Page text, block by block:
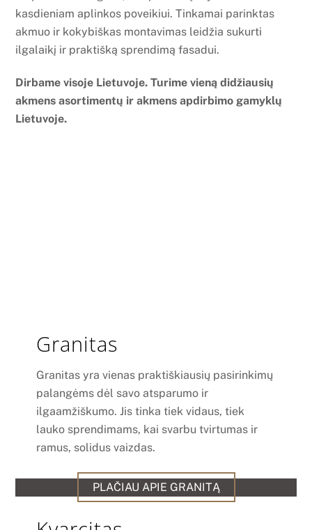
kasdieniam aplinkos poveikiui. Tinkamai parinktas
akmuo ir kokybiškas montavimas leidžia sukurti
ilgalaikį ir praktišką sprendimą fasadui.
Dirbame visoje Lietuvoje. Turime vieną didžiausių
akmens asortimentų ir akmens apdirbimo gamyklų
Lietuvoje.
Granitas
Granitas yra vienas praktiškiausių pasirinkimų
palangėms dėl savo atsparumo ir
ilgaamžiškumo. Jis tinka tiek vidaus, tiek
lauko sprendimams, kai svarbu tvirtumas ir
ramus, solidus vaizdas.
PLAČIAU APIE GRANITĄ